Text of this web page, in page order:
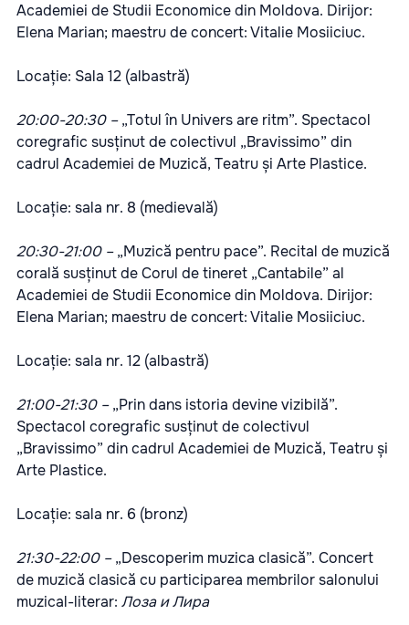
Academiei de Studii Economice din Moldova. Dirijor:
Elena Marian; maestru de concert: Vitalie Mosiiciuc.
Locație: Sala 12 (albastră)
20:00-20:30 –„Totul în Univers are ritm”. Spectacol
coregrafic susținut de colectivul „Bravissimo” din
cadrul Academiei de Muzică, Teatru și Arte Plastice.
Locație: sala nr. 8 (medievală)
20:30-21:00 –„Muzică pentru pace”. Recital de muzică
corală susținut de Corul de tineret „Cantabile” al
Academiei de Studii Economice din Moldova. Dirijor:
Elena Marian; maestru de concert: Vitalie Mosiiciuc.
Locație: sala nr. 12 (albastră)
21:00-21:30 –„Prin dans istoria devine vizibilă”.
Spectacol coregrafic susținut de colectivul
„Bravissimo” din cadrul Academiei de Muzică, Teatru și
Arte Plastice.
Locație: sala nr. 6 (bronz)
21:30-22:00 –„Descoperim muzica clasică”. Concert
de muzică clasică cu participarea membrilor salonului
muzical-literar: Лоза и Лира